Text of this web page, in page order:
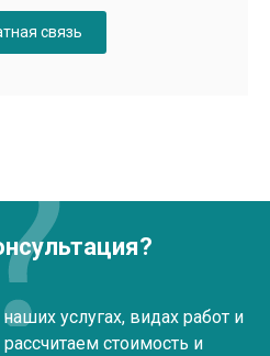
связь
услугах, видах работ и
стоимость и